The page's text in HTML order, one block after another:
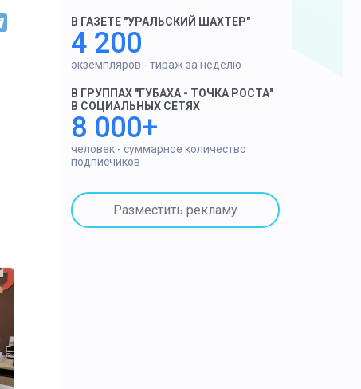
В ГАЗЕТЕ "УРАЛЬСКИЙ ШАХТЕР"
4 200
экземпляров - тираж за неделю
В ГРУППАХ "ГУБАХА - ТОЧКА РОСТА"
В СОЦИАЛЬНЫХ СЕТЯХ
8 000+
человек - суммарное количество
подписчиков
Разместить рекламу